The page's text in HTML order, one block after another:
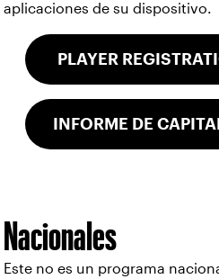
aplicaciones de su dispositivo.
PLAYER
INFORME DE
Nacionales
Este no es un programa